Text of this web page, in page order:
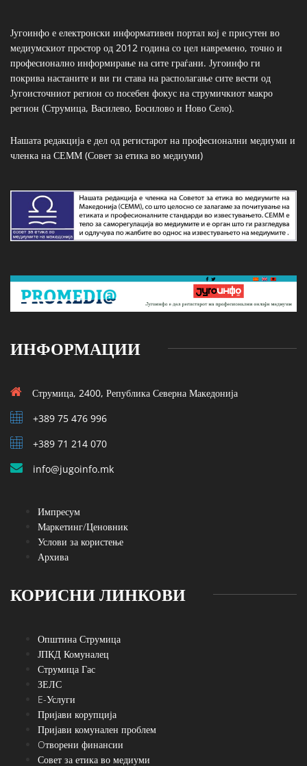
Југоинфо е електронски информативен портал кој е присутен во
медиумскиот простор од 2012 година со цел навремено, точно и
професионално информирање на сите граѓани. Југоинфо ги
покрива настаните и ви ги става на располагање сите вести од
Југоисточниот регион со посебен фокус на струмичкиот макро
регион (Струмица, Василево, Босилово и Ново Село).
Нашата редакција е дел од регистарот на професионални медиуми и
членка на СЕММ (Совет за етика во медиуми)
ИНФОРМАЦИИ
Струмица, 2400, Република Северна Македонија
+389 75 476 996
+389 71 214 070
info@jugoinfo.mk
Импресум
Маркетинг/Ценовник
Услови за користење
Архива
КОРИСНИ ЛИНКОВИ
Општина Струмица
ЈПКД Комуналец
Струмица Гас
ЗЕЛС
E-Услуги
Пријави корупција
Пријави комунален проблем
Oтворени финансии
Совет за етика во медиуми